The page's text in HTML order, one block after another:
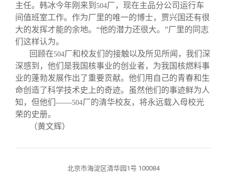
主任。韩冰今年刚来到 504厂，现在主品分公司运行车
间值班室工作。作为厂里的唯一的博士，贾兴国还有很
大的发挥才能的余地。“他的潜力还很大。”厂里的同志
们这样认为。
回顾在504厂和校友们的接触以及所见所闻，我们深
深感到，他们是我国核事业的创业者，为我国核燃料事
业的蓬勃发展作出了重要贡献。他们用自己的青春和生
命创造了科学技术史上的奇迹。虽然他们的事迹鲜为人
知，但他们——504厂的清华校友，将永远载入母校光
荣的史册。
（黄文辉）
北京市海淀区清华园1号 100084